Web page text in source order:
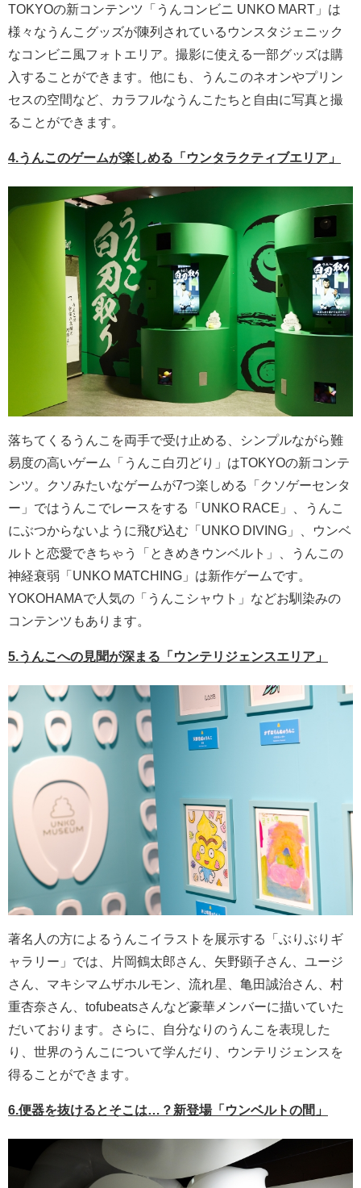
TOKYOの新コンテンツ「うんコンビニ UNKO MART」は
様々なうんこグッズが陳列されているウンスタジェニック
なコンビニ風フォトエリア。撮影に使える一部グッズは購
入することができます。他にも、うんこのネオンやプリン
セスの空間など、カラフルなうんこたちと自由に写真と撮
ることができます。
4.うんこのゲームが楽しめる「ウンタラクティブエリア」
落ちてくるうんこを両手で受け止める、シンプルながら難
易度の高いゲーム「うんこ白刃どり」はTOKYOの新コンテ
ンツ。クソみたいなゲームが7つ楽しめる「クソゲーセンタ
ー」ではうんこでレースをする「UNKO RACE」、うんこ
にぶつからないように飛び込む「UNKO DIVING」、ウンベ
ルトと恋愛できちゃう「ときめきウンベルト」、うんこの
神経衰弱「UNKO MATCHING」は新作ゲームです。
YOKOHAMAで人気の「うんこシャウト」などお馴染みの
コンテンツもあります。
5.うんこへの見聞が深まる「ウンテリジェンスエリア」
著名人の方によるうんこイラストを展示する「ぶりぶりギ
ャラリー」では、片岡鶴太郎さん、矢野顕子さん、ユージ
さん、マキシマムザホルモン、流れ星、亀田誠治さん、村
重杏奈さん、tofubeatsさんなど豪華メンバーに描いていた
だいております。さらに、自分なりのうんこを表現した
り、世界のうんこについて学んだり、ウンテリジェンスを
得ることができます。
6.便器を抜けるとそこは…？新登場「ウンベルトの間」